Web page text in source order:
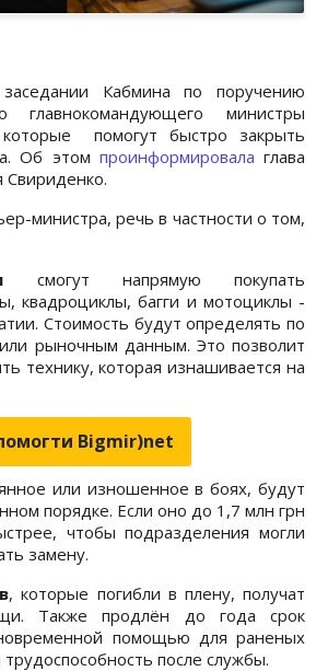
Кабмина по поручению
главнокомандующего министры
помогут быстро закрыть
Об этом проинформировала глава
Свириденко.
министра, речь в частности о том,
смогут напрямую покупать
квадроциклы, багги и мотоциклы -
Стоимость будут определять по
рыночным данным. Это позволит
технику, которая изнашивается на
Bigmir)net
или изношенное в боях, будут
порядке. Если оно до 1,7 млн грн
чтобы подразделения могли
замену.
, которые погибли в плену, получат
Также продлён до года срок
помощью для раненых
после службы.